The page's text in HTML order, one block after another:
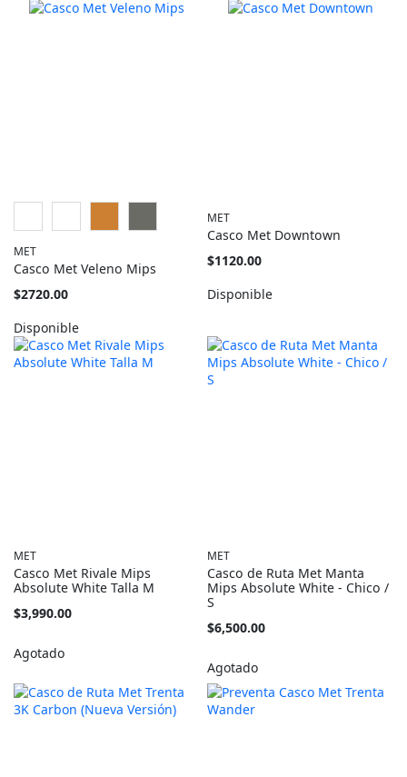
MET
Casco Met Veleno Mips
Tan
como
$2720.00
Disponible
MET
Casco Met Downtown
Tan
como
$1120.00
Disponible
MET
Casco Met Rivale Mips
Absolute White Talla M
$3,990.00
Agotado
MET
Casco de Ruta Met Manta
Mips Absolute White - Chico /
S
$6,500.00
Agotado